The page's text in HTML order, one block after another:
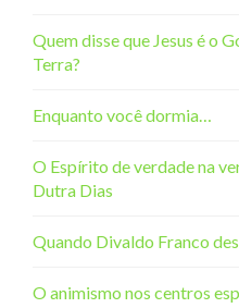
Quem disse que Jesus é o
Terra?
Enquanto você dormia…
O Espírito de verdade na
Dutra Dias
Quando Divaldo Franco
O animismo nos centros